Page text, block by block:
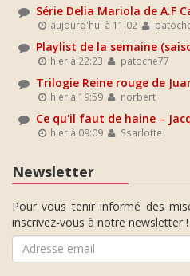
Série Delia Mariola de A.F
aujourd'hui à 11:02
Playlist de la semaine
hier à 22:23 patoche77
Trilogie Reine rouge de
hier à 19:59 norbert
Ce qu'il faut de haine –
hier à 09:09 Ssarlotte
Newsletter
Pour vous tenir informé des
inscrivez-vous à notre newsletter !